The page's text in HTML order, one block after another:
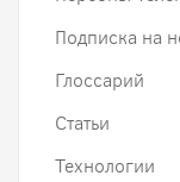
Подписка на
Глоссарий
Статьи
Технологии